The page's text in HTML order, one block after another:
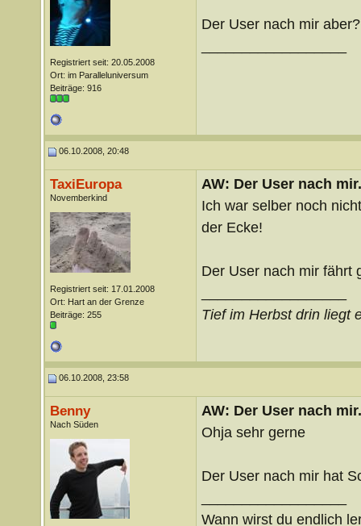
Registriert seit: 20.05.2008
Ort: im Paralleluniversum
Beiträge: 916
Der User nach mir
06.10.2008, 20:48
TaxiEuropa
Novemberkind
Registriert seit: 17.01.2008
Ort: Hart an der Grenze
Beiträge: 255
AW: Der User nach
Ich war selber noch
der Ecke!
Der User nach mir fährt
Tief im Herbst drin liegt
06.10.2008, 23:58
Benny
Nach Süden
AW: Der User nach
Ohja sehr gerne
Der User nach mir hat
Wann wirst du endlich